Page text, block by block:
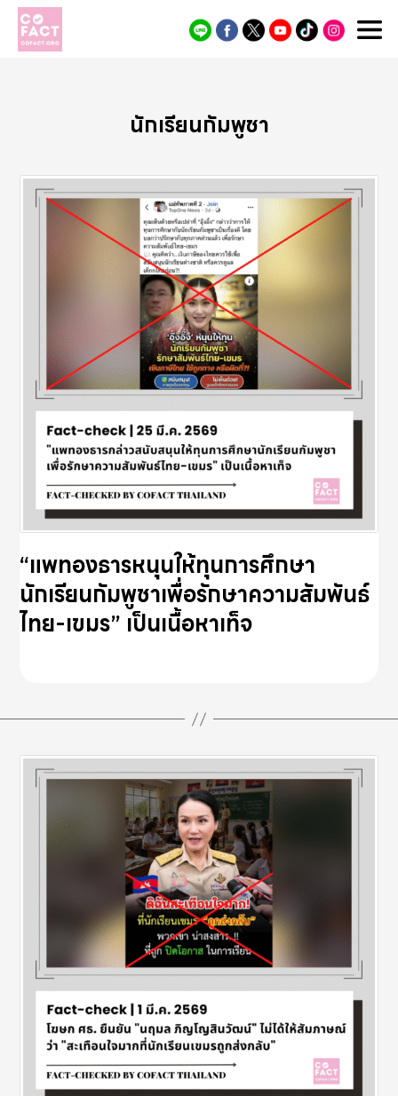
Cofact
นักเรียนกัมพูชา
“แพทองธารหนุนให้ทุนการศึกษา
นักเรียนกัมพูชาเพื่อรักษาความสัมพันธ์
ไทย-เขมร” เป็นเนื้อหาเท็จ